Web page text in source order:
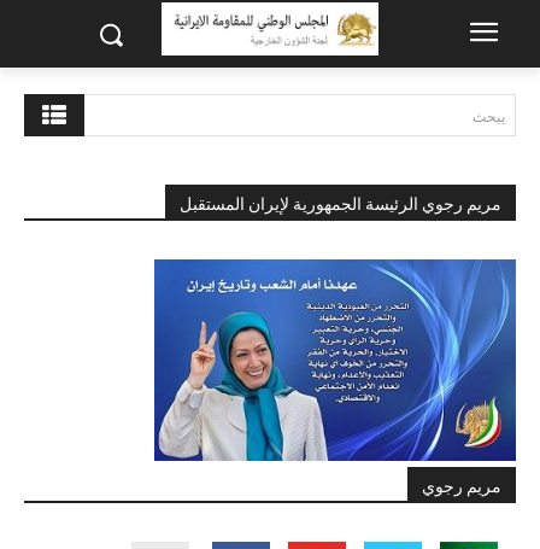
يبحث
مريم رجوي الرئيسة الجمهورية لإيران المستقبل
مريم رجوي